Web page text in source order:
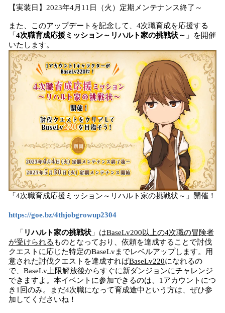
【実装日】2023年4月11日（火）定期メンテナンス終了～
また、このアップデートを記念して、4次職育成を応援する
「 4次職育成応援ミッション～リハルト家の挑戦状～ 」を開催
いたします。
「4次職育成応援ミッション～リハルト家の挑戦状～」開催！
https://goe.bz/4thjobgrowup2304
「 リハルト家の挑戦状 」はBaseLv200以上の4次職の冒険者
が受けられる ものとなっており、依頼を達成することで討伐
クエストに応じた特定のBaseLvまでレベルアップします。用
意された討伐クエストを達成すればBaseLv220になれるの
で、BaseLv上限解放後からすぐに新ダンジョンにチャレンジ
できますよ。本イベントに参加できるのは、1アカウントにつ
き1回のみ。まだ4次職になって育成途中という方は、ぜひ参
加してくださいね！